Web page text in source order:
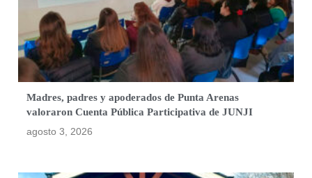
Madres, padres y apoderados de Punta Arenas
valoraron Cuenta Pública Participativa de JUNJI
agosto 3, 2026